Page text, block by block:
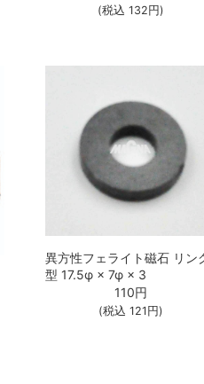
(税込 132円)
異方性フェライト磁石 リン
型 17.5φ × 7φ × 3
110円
(税込 121 円)